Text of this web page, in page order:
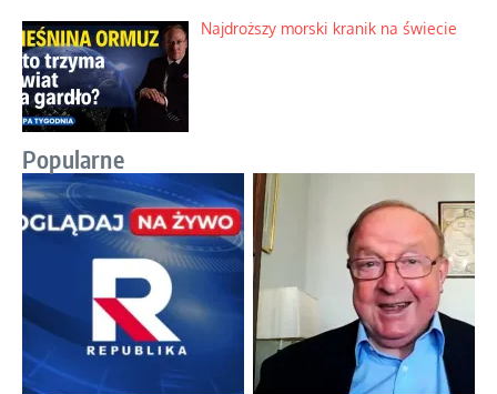
Najdroższy morski kranik na świecie
Popularne